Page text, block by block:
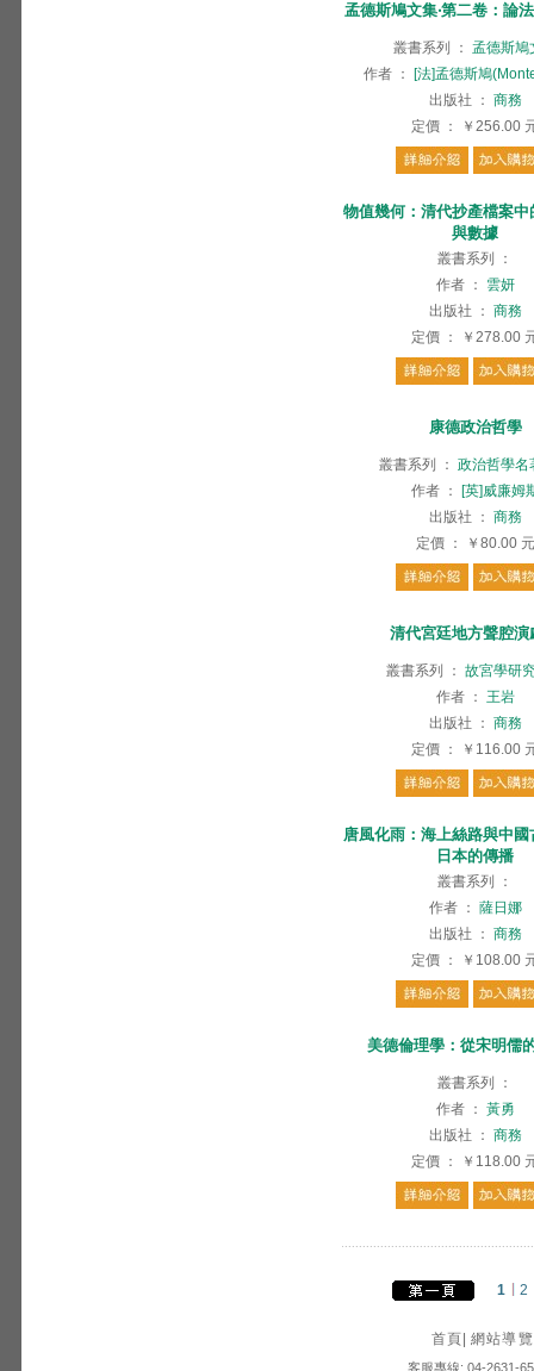
孟德斯鳩文集‧第二卷：論
叢書系列 ： 孟德斯鳩
作者 ：
[法]孟德斯鳩
出版社
： 商務
定價 ： ￥256.00
物值幾何：清代抄產檔案
與數據
叢書系列
：
作者 ：
雲妍
出版社
： 商務
定價 ： ￥278.00
康德政治哲學
叢書系列 ： 政治哲學名
作者 ：
[英]威廉姆
出版社
： 商務
定價 ： ￥80.00 元
清代宮廷地方聲腔演
叢書系列 ： 故宮學研
作者 ： 王岩
出版社
： 商務
定價 ： ￥116.00
唐風化雨：海上絲路與中
日本的傳播
叢書系列
：
作者 ： 薩日娜
出版社
： 商務
定價 ： ￥108.00
美德倫理學：從宋明儒
叢書系列
：
作者 ： 黃勇
出版社
： 商務
定價 ： ￥118.00
1 2
首頁 網站導覽
客服專線: 04-2631-